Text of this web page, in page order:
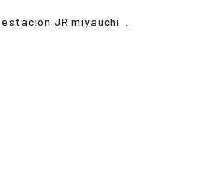
estación JRmiyauchi